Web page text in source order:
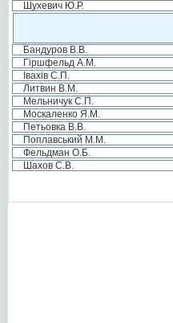
Шухевич Ю.Р.
Бандуров В.В.
Гіршфельд А.М.
Івахів С.П.
Литвин В.М.
Мельничук С.П.
Москаленко Я.М.
Петьовка В.В.
Поплавський М.М.
Фельдман О.Б.
Шахов С.В.